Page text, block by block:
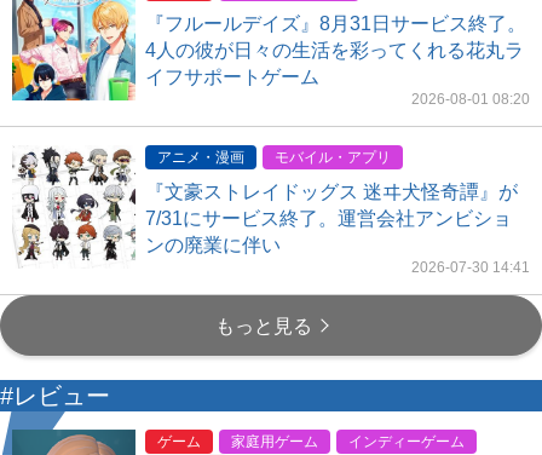
『フルールデイズ』8月31日サービス終了。
4人の彼が日々の生活を彩ってくれる花丸ラ
イフサポートゲーム
2026-08-01 08:20
アニメ・漫画 モバイル・アプリ
『文豪ストレイドッグス 迷ヰ犬怪奇譚』が
7/31にサービス終了。運営会社アンビショ
ンの廃業に伴い
2026-07-30 14:41
もっと見る
#レビュー
ゲーム 家庭用ゲーム
インディーゲーム